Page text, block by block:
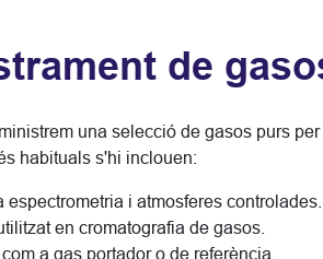
de
una selecció de gasos purs
habituals s'hi inclouen:
espectrometria i atmosferes controlades.
en cromatografia de gasos.
a gas portador o de referència.